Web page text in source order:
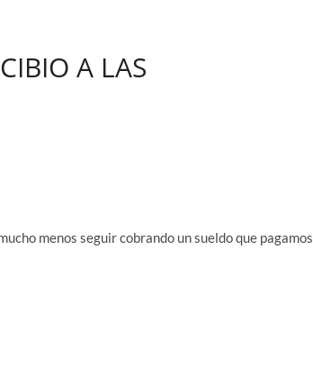
A LAS
menos seguir cobrando un sueldo que pagamos